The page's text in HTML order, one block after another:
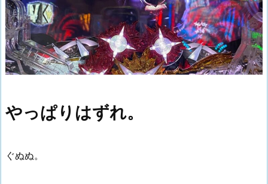
やっぱりはずれ。
ぐぬぬ。